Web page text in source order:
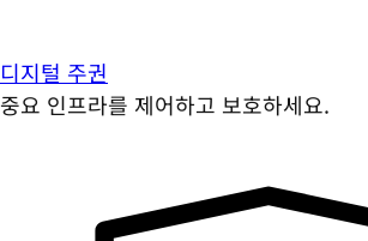
디지털 주권
중요 인프라를 제어하고 보호하세요.